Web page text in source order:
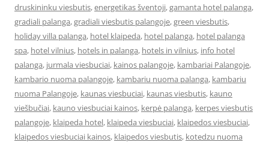
druskininku viesbutis,energetikas šventoji,gamanta hotel palanga,
gradiali palanga,gradiali viesbutis palangoje,green viesbutis,
holiday villa palanga, hotel klaipeda, hotel palanga, hotel palanga
spa, hotel vilnius, hotels in palanga, hotels in vilnius, info hotel
palanga, jurmala viesbuciai, kainos palangoje, kambariai Palangoje,
kambario nuoma palangoje, kambariu nuoma palanga, kambariu
nuoma Palangoje, kaunas viesbuciai, kaunas viesbutis, kauno
viešbučiai, kauno viesbuciai kainos, kerpė palanga, kerpes viesbutis
palangoje, klaipeda hotel, klaipeda viesbuciai, klaipedos viesbuciai,
klaipedos viesbuciai kainos, klaipedos viesbutis, kotedzu nuoma